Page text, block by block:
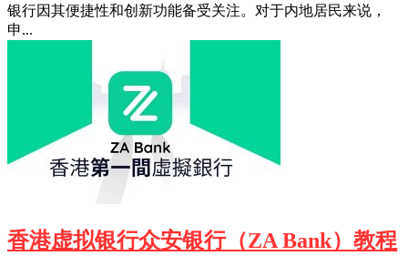
银行因其便捷性和创新功能备受关注。对于内地居民来说，
申...
香港虚拟银行众安银行（ZA Bank）教程